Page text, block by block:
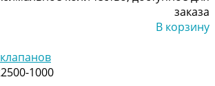
заказа
В корзину
1000